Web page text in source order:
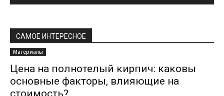
САМОЕ ИНТЕРЕСНОЕ
Материалы
Цена на полнотелый кирпич: каковы
основные факторы, влияющие на
стоимость?